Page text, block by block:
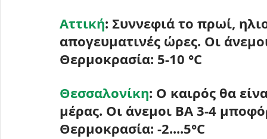
Αττική: Συννεφιά το πρωί,
απογευματινές ώρες. Οι
Θερμοκρασία: 5-10 °C
Θεσσαλονίκη: Ο καιρός θα
μέρας. Οι άνεμοι ΒΑ 3-4
Θερμοκρασία: -2....5°C